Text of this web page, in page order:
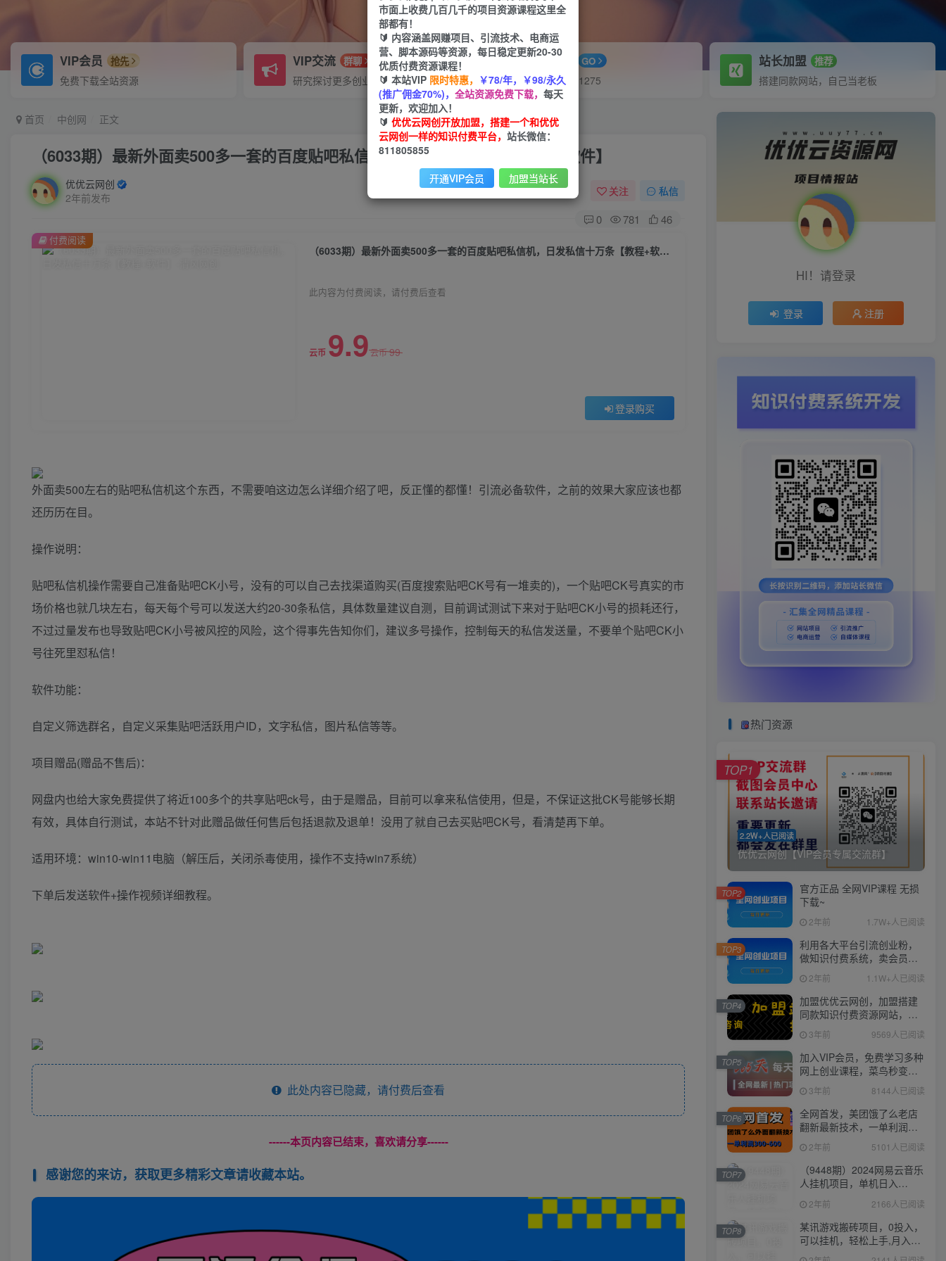
VIP会员 抢先
免费下载全站资源
VIP交流 群聊
研究探讨更多创业项目路子。
APP下载 GO
站长V：hu91275
站长加盟 推荐
搭建同款网站，自己当老板
首页 中创网 正文
（6033期）最新外面卖500多一套的百度贴吧私信机，日发私信十万条【教程+软件】
优优云网创
2年前发布
关注 私信
0 781 46
（6033期）最新外面卖500多一套的百度贴吧私信机，日发私信十万条【教程+软件】
此内容为付费阅读，请付费后查看
云币 9.9云币99
登录购买
付费阅读
外面卖500左右的贴吧私信机这个东西，不需要咱这边怎么详细介绍了吧，反正懂的都懂！引流必备软件，之前的效果大家应该也都
还历历在目。
操作说明：
贴吧私信机操作需要自己准备贴吧CK小号，没有的可以自己去找渠道购买(百度搜索贴吧CK号有一堆卖的)，一个贴吧CK号真实的市
场价格也就几块左右，每天每个号可以发送大约20-30条私信，具体数量建议自测，目前调试测试下来对于贴吧CK小号的损耗还行，
不过过量发布也导致贴吧CK小号被风控的风险，这个得事先告知你们，建议多号操作，控制每天的私信发送量，不要单个贴吧CK小
号往死里怼私信！
软件功能：
自定义筛选群名，自定义采集贴吧活跃用户ID，文字私信，图片私信等等。
项目赠品(赠品不售后)：
网盘内也给大家免费提供了将近100多个的共享贴吧ck号，由于是赠品，目前可以拿来私信使用，但是，不保证这批CK号能够长期
有效，具体自行测试，本站不针对此赠品做任何售后包括退款及退单！没用了就自己去买贴吧CK号，看清楚再下单。
适用环境：win10-win11电脑（解压后，关闭杀毒使用，操作不支持win7系统）
下单后发送软件+操作视频详细教程。
此处内容已隐藏，请付费后查看
------本页内容已结束，喜欢请分享------
感谢您的来访，获取更多精彩文章请收藏本站。
HI！请登录
登录 注册
热门资源
2.2W+人已阅读
优优云网创【VIP会员专属交流群】
TOP1
官方正品 全网VIP课程 无损
下载~
2年前 1.7W+人已阅读
TOP2
利用各大平台引流创业粉，
做知识付费系统，卖会员，
卖课程，实现日入几百几千
2年前 1.1W+人已阅读
TOP3
加盟优优云网创，加盟搭建
同款知识付费资源网站，实
现长期稳定被动收入~
3年前 9569人已阅读
TOP4
加入VIP会员，免费学习多种
网上创业课程，菜鸟秒变大
神！
3年前 8144人已阅读
TOP5
全网首发，美团饿了么老店
翻新最新技术，一单利润
300-600
2年前 5101人已阅读
TOP6
（9448期）2024网易云音乐
人挂机项目，单机日入
150+，无脑月入5000+
2年前 2166人已阅读
TOP7
某讯游戏搬砖项目，0投入，
可以挂机，轻松上手,月入
3000+上不封顶
TOP8
市面上收费几百几千的项目资源课程这里全
部都有！
🔰 内容涵盖网赚项目、引流技术、电商运
营、脚本源码等资源，每日稳定更新20-30
优质付费资源课程！
🔰 本站VIP 限时特惠， ￥78/年，￥98/永久
(推广佣金70%)， 全站资源免费下载， 每天
更新，欢迎加入！
🔰 优优云网创开放加盟，搭建一个和优优
云网创一样的知识付费平台， 站长微信：
811805855
开通VIP会员 加盟当站长